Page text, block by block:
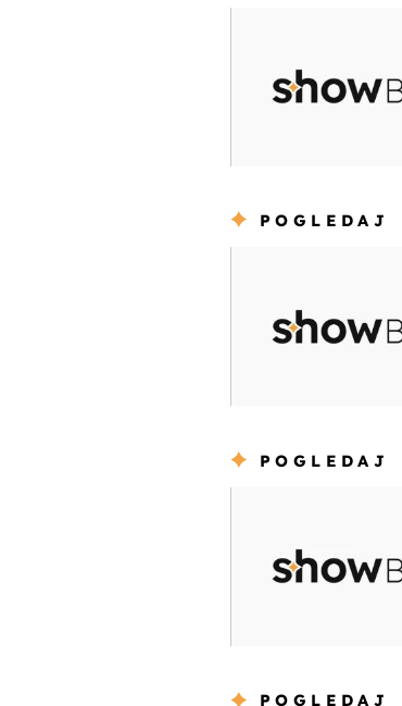
POGLEDAJ
POGLEDAJ
POGLEDAJ